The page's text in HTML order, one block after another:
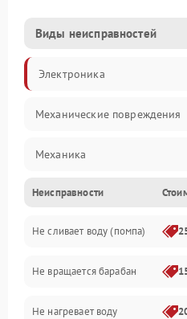
Виды неисправностей
Электроника
Механические повреждения
Механика
Электропитание
Водоснабжение
Слив
Программное обеспечение
Неисправности
Не сливает воду (помпа)
Не вращается барабан
Не нагревает воду